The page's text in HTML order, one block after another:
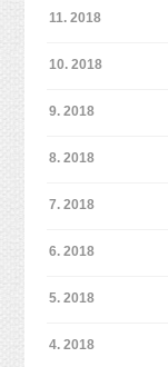
11. 2018
10. 2018
9. 2018
8. 2018
7. 2018
6. 2018
5. 2018
4. 2018